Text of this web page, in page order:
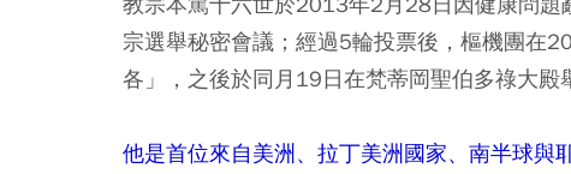
宗選舉秘密會議；經過5輪投票後，樞機團在
各」，之後於同月19日在梵蒂岡聖伯多祿大殿
他是首位來自美洲、拉丁美洲國家、南半球